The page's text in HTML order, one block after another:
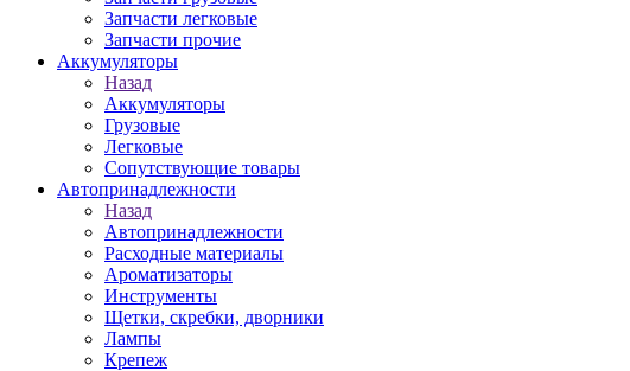
Запчасти легковые
Запчасти прочие
Аккумуляторы
Назад
Аккумуляторы
Грузовые
Легковые
Сопутствующие товары
Автопринадлежности
Назад
Автопринадлежности
Расходные материалы
Ароматизаторы
Инструменты
Щетки, скребки, дворники
Лампы
Крепеж